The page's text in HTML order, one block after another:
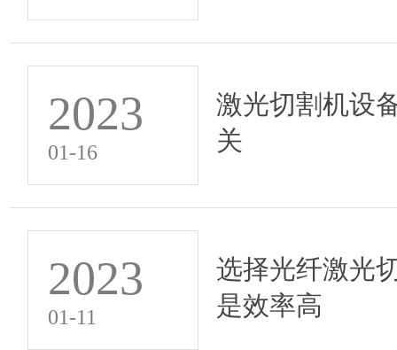
2023
01-16
激光切割机设
关
2023
01-11
选择光纤激光
是效率高